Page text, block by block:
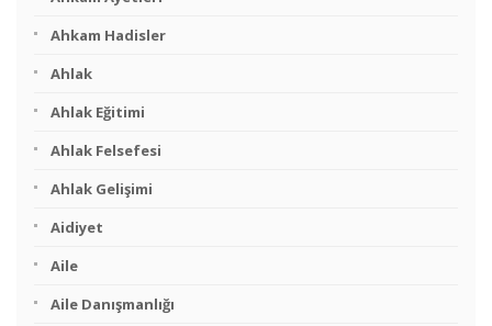
Ahkam Hadisler
Ahlak
Ahlak Eğitimi
Ahlak Felsefesi
Ahlak Gelişimi
Aidiyet
Aile
Aile Danışmanlığı